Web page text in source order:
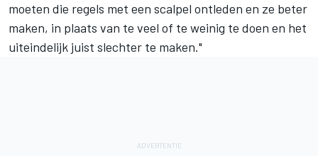
moeten die regels met een scalpel ontleden en ze beter
maken, in plaats van te veel of te weinig te doen en het
uiteindelijk juist slechter te maken."